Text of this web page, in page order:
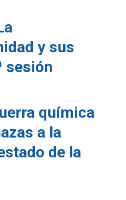
y sus
sesión
química
a la
de la